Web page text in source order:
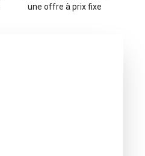
une offre à prix fixe